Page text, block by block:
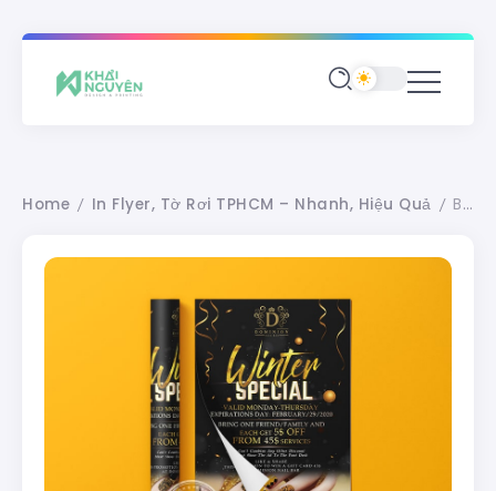
Home / In Flyer, Tờ Rơi TPHCM – Nhanh, Hiệu Quả / Báo giá in tờ rơi a5, in flyer a5 nhanh rẻ đẹp tại HCM